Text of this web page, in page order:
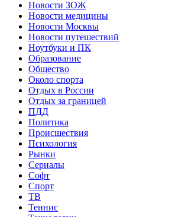
Новости ЗОЖ
Новости медицины
Новости Москвы
Новости путешествий
Ноутбуки и ПК
Образование
Общество
Около спорта
Отдых в России
Отдых за границей
ПДД
Политика
Происшествия
Психология
Рынки
Сериалы
Софт
Спорт
ТВ
Теннис